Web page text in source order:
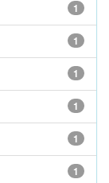
1
1
1
1
1
1